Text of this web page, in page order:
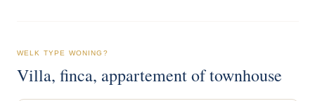
WELK TYPE WONING?
Villa, finca, appartement of townhouse